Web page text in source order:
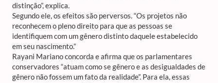
distinção”, explica.
Segundo ele, os efeitos são perversos. “Os projetos não
reconhecem o pleno direito para que as pessoas se
identifiquem com um gênero distinto daquele estabelecido
em seu nascimento.”
Rayani Mariano concorda e afirma que os parlamentares
conservadores “atuam como se gênero e as desigualdades de
gênero não fossem um fato da realidade”. Para ela, essas